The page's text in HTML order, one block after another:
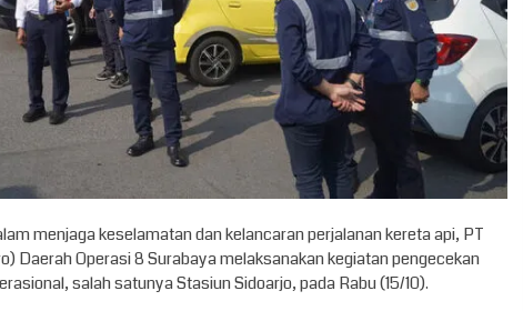
menjaga keselamatan dan kelancaran perjalanan kereta api, PT
Daerah Operasi 8 Surabaya melaksanakan kegiatan pengecekan
salah satunya Stasiun Sidoarjo, pada Rabu (15/10).